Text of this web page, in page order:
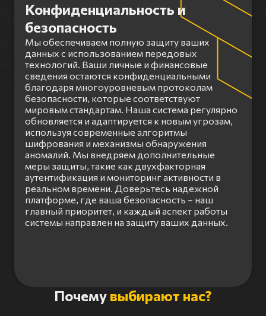
Конфиденциальность и
безопасность
Мы обеспечиваем полную защиту ваших
данных с использованием передовых
технологий. Ваши личные и финансовые
сведения остаются конфиденциальными
благодаря многоуровневым протоколам
безопасности, которые соответствуют
мировым стандартам. Наша система регулярно
обновляется и адаптируется к новым угрозам,
используя современные алгоритмы
шифрования и механизмы обнаружения
аномалий. Мы внедряем дополнительные
меры защиты, такие как двухфакторная
аутентификация и мониторинг активности в
реальном времени. Доверьтесь надежной
платформе, где ваша безопасность – наш
главный приоритет, и каждый аспект работы
системы направлен на защиту ваших данных.
Почему выбирают нас?